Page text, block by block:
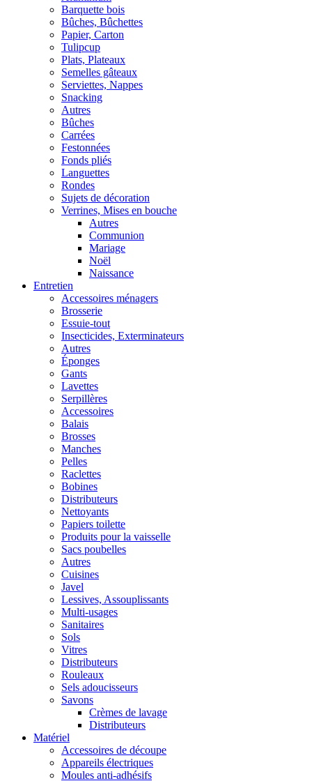
Barquette bois
Bûches, Bûchettes
Papier, Carton
Tulipcup
Plats, Plateaux
Semelles gâteaux
Serviettes, Nappes
Snacking
Autres
Bûches
Carrées
Festonnées
Fonds pliés
Languettes
Rondes
Sujets de décoration
Verrines, Mises en bouche
Autres
Communion
Mariage
Noël
Naissance
Entretien
Accessoires ménagers
Brosserie
Essuie-tout
Insecticides, Exterminateurs
Autres
Éponges
Gants
Lavettes
Serpillères
Accessoires
Balais
Brosses
Manches
Pelles
Raclettes
Bobines
Distributeurs
Nettoyants
Papiers toilette
Produits pour la vaisselle
Sacs poubelles
Autres
Cuisines
Javel
Lessives, Assouplissants
Multi-usages
Sanitaires
Sols
Vitres
Distributeurs
Rouleaux
Sels adoucisseurs
Savons
Crèmes de lavage
Distributeurs
Matériel
Accessoires de découpe
Appareils électriques
Moules anti-adhésifs